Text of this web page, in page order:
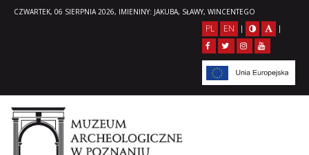
CZWARTEK, 06 SIERPNIA 2026, IMIENINY: JAKUBA, SŁAWY, WINCENTEGO
PL EN | |